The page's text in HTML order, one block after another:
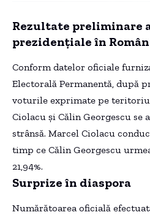
Rezultate preliminare
prezidențiale în
Conform datelor oficiale
Electorală Permanentă, după
voturile exprimate pe
Ciolacu și Călin Georgescu
strânsă. Marcel Ciolacu
timp ce Călin Georgescu
21,94%.
Surprize în diaspora
Numărătoarea oficială